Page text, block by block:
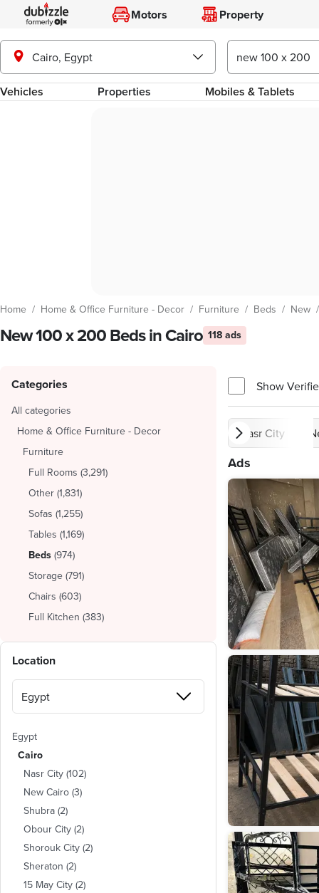
Motors Property
Cairo, Egypt
Vehicles Properties Mobiles & Tablets
Home / Home & Office Furniture - Decor / Furniture / Beds / New /
New 100 x 200 Beds in Cairo 118 ads
Categories
All categories
Home & Office Furniture - Decor
Furniture
Full Rooms (3,291)
Other (1,831)
Sofas (1,255)
Tables (1,169)
Beds (974)
Storage (791)
Chairs (603)
Full Kitchen (383)
Location
Egypt
Cairo
Nasr City (102)
New Cairo (3)
Shubra (2)
Obour City (2)
Shorouk City (2)
Sheraton (2)
15 May City (2)
Show
Nasr City
Ads